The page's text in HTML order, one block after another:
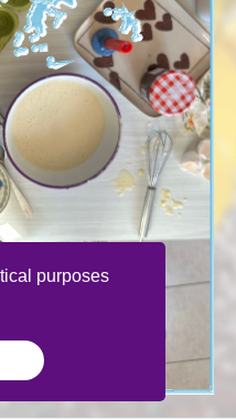
purposes